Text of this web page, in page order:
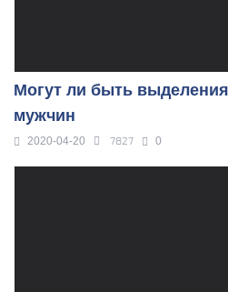
Могут ли быть
мужчин
2020-04-20 7827 0